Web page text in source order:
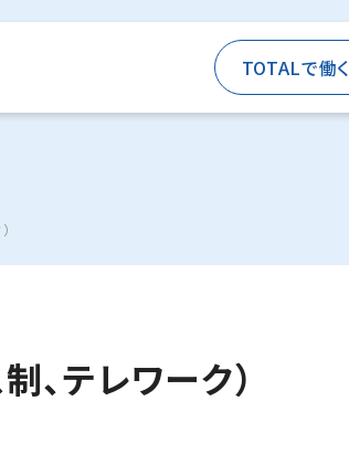
TOTALで働く
、テレワーク）